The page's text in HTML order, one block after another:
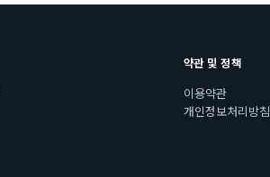
약관 및 정책
이용약관
개인정보처리방침